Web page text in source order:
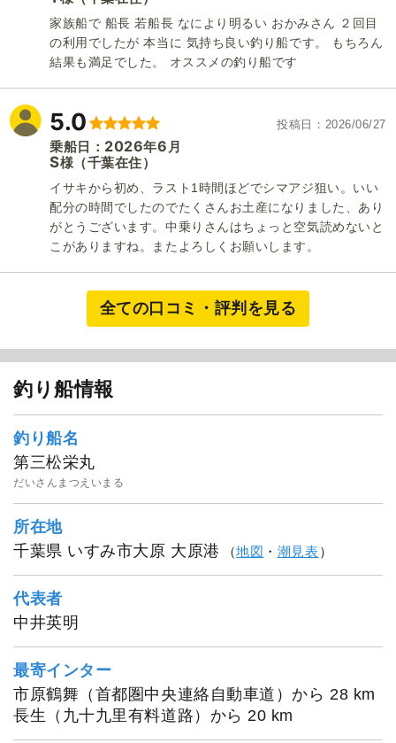
家族船で 船長 若船長 なにより明るい おかみさん ２回目
の利用でしたが 本当に 気持ち良い釣り船です。 もちろん
結果も満足でした。 オススメの釣り船です
5.0 投稿日 2026/06/27
乗船日： 2026年6 月
S様 （千葉在住）
イサキから初め、ラスト1時間ほどでシマアジ狙い。いい
配分の時間でしたのでたくさんお土産になりました、あり
がとうございます。中乗りさんはちょっと空気読めないと
こがありますね。またよろしくお願いします。
全ての口コミ・評判を見る
釣り船情報
釣り船名
第三松栄丸
だいさんまつえいまる
所在地
千葉県 いすみ市大原 大原港
（地図 ・ 潮見表）
代表者
中井英明
最寄インター
市原鶴舞（首都圏中央連絡自動車道）から 28 km
長生（九十九里有料道路）から 20 km